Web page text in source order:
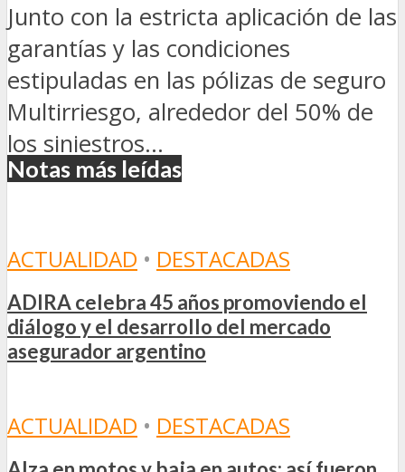
Junto con la estricta aplicación de las
garantías y las condiciones
estipuladas en las pólizas de seguro
Multirriesgo, alrededor del 50% de
los siniestros...
Notas más leídas
ACTUALIDAD • DESTACADAS
ADIRA celebra 45 años promoviendo el
diálogo y el desarrollo del mercado
asegurador argentino
ACTUALIDAD • DESTACADAS